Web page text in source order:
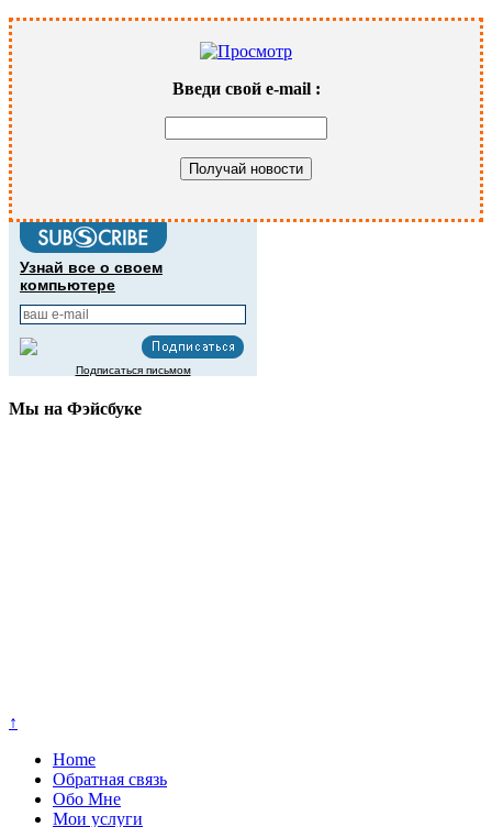
Введи свой e-mail :
Узнай все о своем
компьютере
Подписаться письмом
Мы на Фэйсбуке
↑
Home
Обратная связь
Обо Мне
Мои услуги